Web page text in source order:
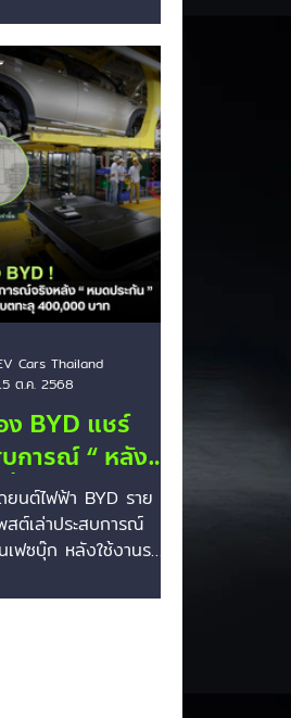
ปเผยให้เห็นดีไซน์โฉบ
ยบหรู และรายละเอียด
แบบที่เน้นความ
นทุกเส้นสาย . “A
that stands alone,
that speaks for
ดเด่น
ของเฉดสีม่วงใหม่ X9
พร้อมเทคโนโลยีล้ำ
วงล่างถุงลม, เบาะ
หน้าจอ 21.4
ะบบขับเคลื่อนไฟฟ้า
. . ที่มา XPENG .
ยง b
ง BYD แชร์
การณ์ “ หลัง
สื่อม ” ศูนย์เสนอ
ใหม่ราคาเกือบ
บาท
ยนต์ไฟฟ้า BYD ราย
ต์เล่าประสบการณ์
เฟซบุ๊ก หลังใช้งานรถ
กม. รถขึ้นแจ้งเตือน
Cars Thailand
ต.ค. 2568